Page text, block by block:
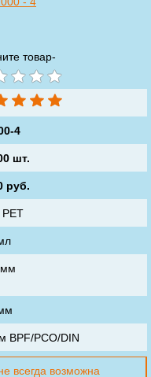
товар-
4
шт.
руб.
РЕТ
BPF/PCO/DIN
всегда возможна